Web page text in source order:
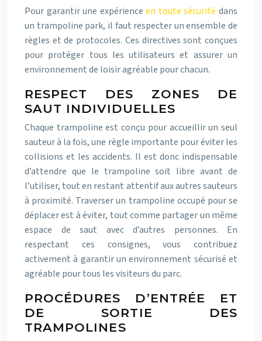
Pour garantir une expérienceen toute sécurité dans
un trampoline park, il faut respecter un ensemble de
règles et de protocoles. Ces directives sont conçues
pour protéger tous les utilisateurs et assurer un
environnement de loisir agréable pour chacun.
RESPECT DES ZONES DE
SAUT INDIVIDUELLES
Chaque trampoline est conçu pour accueillir un seul
sauteur à la fois, une règle importante pour éviter les
collisions et les accidents. Il est donc indispensable
d’attendre que le trampoline soit libre avant de
l’utiliser, tout en restant attentif aux autres sauteurs
à proximité. Traverser un trampoline occupé pour se
déplacer est à éviter, tout comme partager un même
espace de saut avec d’autres personnes. En
respectant ces consignes, vous contribuez
activement à garantir un environnement sécurisé et
agréable pour tous les visiteurs du parc.
PROCÉDURES D’ENTRÉE ET
DE SORTIE DES
TRAMPOLINES